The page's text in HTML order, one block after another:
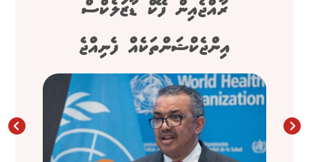
ރާއްޖެއިން ފޭކް ޑާޒަލެކްސް
އިންޖެކްޝަންތަކެއް ފެނިއްޖެ